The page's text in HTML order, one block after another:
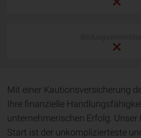
Mit einer Kautionsversicherung
Ihre finanzielle
unternehmerischen Erfolg.
Start ist der unkomplizierteste